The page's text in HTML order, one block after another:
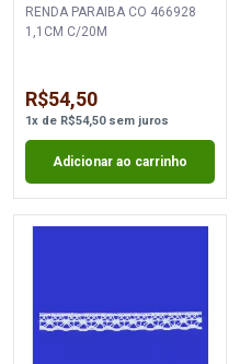
RENDA PARAIBA CO 466928
1,1CM C/20M
R$54,50
1xde R$54,50sem juros
Adicionar ao carrinho